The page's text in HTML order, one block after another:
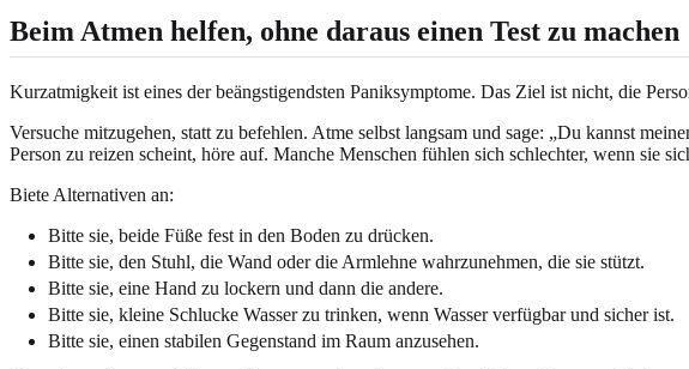
Beim Atmen helfen, ohne daraus einen Test zu machen
Kurzatmigkeit ist eines der beängstigendsten Paniksymptome. Das Ziel ist nicht, die
Versuche mitzugehen, statt zu befehlen. Atme selbst langsam und sage: „Du kannst
Person zu reizen scheint, höre auf. Manche Menschen fühlen sich schlechter, wenn sie
Biete Alternativen an:
Bitte sie, beide Füße fest in den Boden zu drücken.
Bitte sie, den Stuhl, die Wand oder die Armlehne wahrzunehmen, die sie stützt.
Bitte sie, eine Hand zu lockern und dann die andere.
Bitte sie, kleine Schlucke Wasser zu trinken, wenn Wasser verfügbar und sicher ist.
Bitte sie, einen stabilen Gegenstand im Raum anzusehen.